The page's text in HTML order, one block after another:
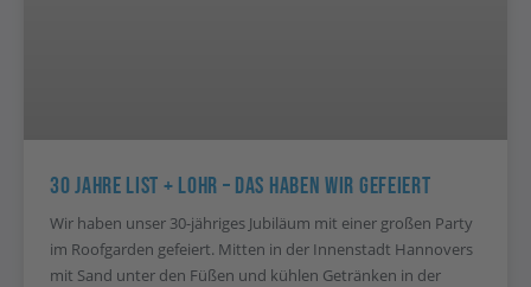
30 Jahre List + Lohr – Das Haben Wir Gefeiert
Wir haben unser 30-jähriges Jubiläum mit einer großen Party
im Roofgarden gefeiert. Mitten in der Innenstadt Hannovers
mit Sand unter den Füßen und kühlen Getränken in der